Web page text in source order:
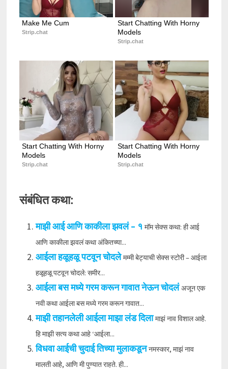
Make Me Cum
Strip.chat
Start Chatting With Horny
Models
Strip.chat
Start Chatting With Horny
Models
Strip.chat
Start Chatting With Horny
Models
Strip.chat
संबंधित कथा:
माझी आई आणि काकीला झवलं – १ मॉम सेक्स कथा: ही आई
आणि काकीला झवलं कथा अंकितच्या...
आईला हळूहळू पटवून चोदले मम्मी बेट्याची सेक्स स्टोरी – आईला
हळूहळू पटवून चोदले: समीर...
आईला बस मध्ये गरम करून गावात नेऊन चोदलं अजून एक
नवी कथा आईला बस मध्ये गरम करून गावात...
माझी तहानलेली आईला माझा लंड दिला माझं नाव विशाल आहे.
हि माझी सत्य कथा आहे ‘आईला...
विधवा आईची चुदाई तिच्या मुलाकडून नमस्कार, माझं नाव
मालती आहे, आणि मी पुण्यात राहते. ही...